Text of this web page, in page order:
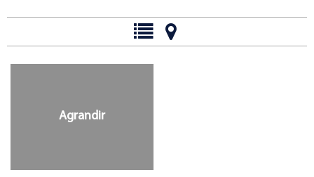
Agrandir